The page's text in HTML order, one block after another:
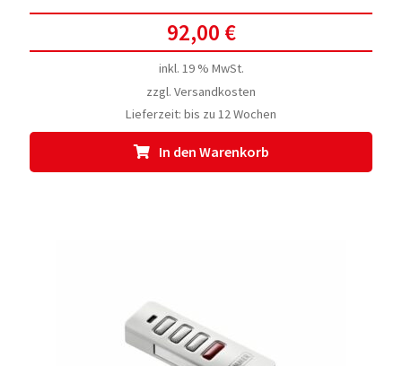
92,00 €
inkl. 19 % MwSt.
zzgl. Versandkosten
Lieferzeit: bis zu 12 Wochen
In den Warenkorb